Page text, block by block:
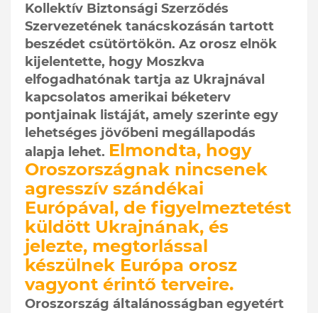
Kollektív Biztonsági Szerződés
Szervezetének tanácskozásán tartott
beszédet csütörtökön. Az orosz elnök
kijelentette, hogy Moszkva
elfogadhatónak tartja az Ukrajnával
kapcsolatos amerikai béketerv
pontjainak listáját, amely szerinte egy
lehetséges jövőbeni megállapodás
alapja lehet. Elmondta, hogy
Oroszországnak nincsenek
agresszív szándékai
Európával, de figyelmeztetést
küldött Ukrajnának, és
jelezte, megtorlással
készülnek Európa orosz
vagyont érintő terveire.
Oroszország általánosságban egyetért